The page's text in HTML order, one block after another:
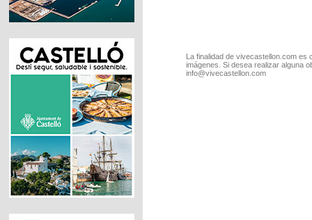
La finalidad de vivecastellon.com
imágenes. Si desea realizar alguna
info@vivecastellon.com